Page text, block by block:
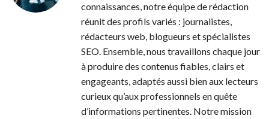
connaissances, notre équipe de rédaction
réunit des profils variés : journalistes,
rédacteurs web, blogueurs et spécialistes
SEO. Ensemble, nous travaillons chaque jour
à produire des contenus fiables, clairs et
engageants, adaptés aussi bien aux lecteurs
curieux qu’aux professionnels en quête
d’informations pertinentes. Notre mission